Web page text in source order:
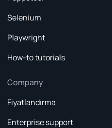
Selenium
Playwright
How-to tutorials
Company
Fiyatlandırma
Enterprise support